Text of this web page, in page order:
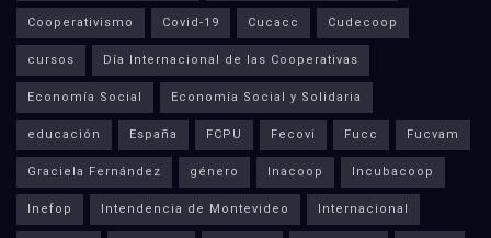
Cooperativismo Covid-19 Cucacc Cudecoop
cursos Día Internacional de las Cooperativas
Economía Social Economía Social y Solidaria
educación España FCPU Fecovi Fucc Fucvam
Graciela Fernández género Inacoop Incubacoop
Inefop Intendencia de Montevideo Internacional